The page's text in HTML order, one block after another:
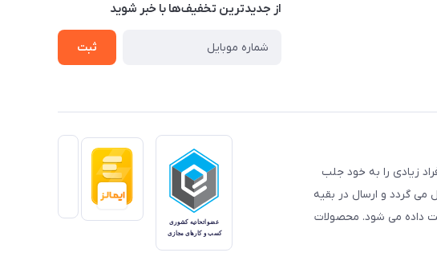
از جدید‌ترین تخفیف‌ها با‌ خبر شوید
ثبت
زیادی را به خود جلب
می گردد و ارسال در بقیه
داده می شود. محصولات